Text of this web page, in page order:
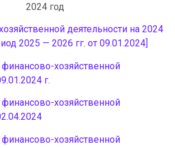
2024 год
деятельности на 2024
2025 — 2026 гг. от 09.01.2024]
хозяйственной
г.
хозяйственной
хозяйственной